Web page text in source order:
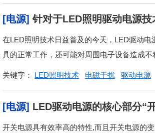
[电源] 针对于LED照明驱动电源
在LED照明技术日益普及的今天，LED驱动
具的正常工作，还可能对周围电子设备造成
关键字： LED照明技术 电磁干扰 驱动电源
[电源] LED驱动电源的核心部分“
开关电源具有效率高的特性,而且开关电源的